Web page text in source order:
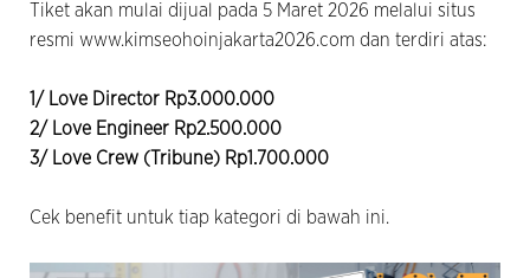
Tiket akan mulai dijual pada 5 Maret 2026 melalui situs
resmi www.kimseohoinjakarta2026.com dan terdiri atas:
1/ Love Director Rp3.000.000
2/ Love Engineer Rp2.500.000
3/ Love Crew (Tribune) Rp1.700.000
Cek benefit untuk tiap kategori di bawah ini.